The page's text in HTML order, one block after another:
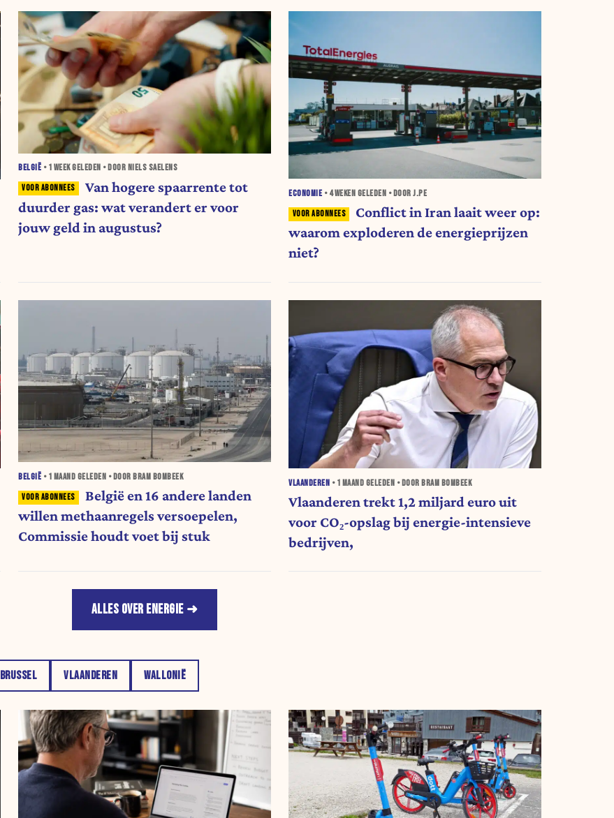
BELGIË • 1 WEEKGELEDEN • DOOR NIELS SAELENS
Van hogere spaarrente tot
duurder gas: wat verandert er voor
jouw geld in augustus?
ECONOMIE • 4 WEKEN GELEDEN • DOOR J.PE
Conflict in Iran laait weer op:
waarom exploderen de energieprijzen
niet?
BELGIË • 1 MAAND GELEDEN • DOOR BRAM BOMBEEK
België en 16 andere landen
willen methaanregels versoepelen,
Commissie houdt voet bij stuk
VLAANDEREN • 1 MAAND GELEDEN • DOOR BRAM BOMBEEK
Vlaanderen trekt 1,2 miljard euro uit
voor CO₂-opslag bij energie-intensieve
bedrijven,
ALLES OVER ENERGIE
BRUSSEL VLAANDEREN WALLONIË